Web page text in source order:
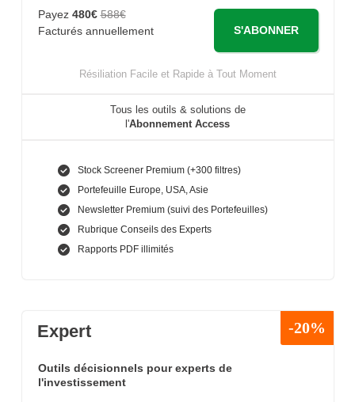
Payez 480€ 588€
Facturés annuellement
S'ABONNER
Résiliation Facile et Rapide à Tout Moment
Tous les outils & solutions de
l'Abonnement Access
Stock Screener Premium (+300 filtres)
Portefeuille Europe, USA, Asie
Newsletter Premium (suivi des Portefeuilles)
Rubrique Conseils des Experts
Rapports PDF illimités
Expert -20%
Outils décisionnels pour experts de
l'investissement